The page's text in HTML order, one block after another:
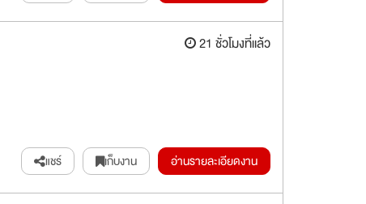
21 ชั่วโมงที่แล้ว
แชร์ เก็บงาน อ่านรายละเอียดงาน